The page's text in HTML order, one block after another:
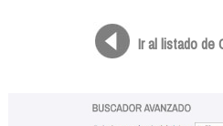
Ir al listado de